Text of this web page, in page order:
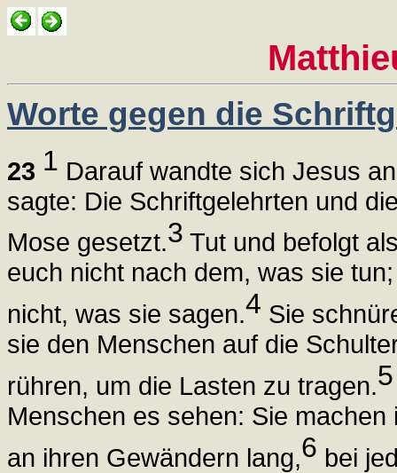
Worte gegen die
23 1 Darauf wandte sich Jesus
sagte: Die Schriftgelehrten und
Mose gesetzt.3 Tut und befolgt
euch nicht nach dem, was sie
nicht, was sie sagen.4 Sie
sie den Menschen auf die
rühren, um die Lasten zu tragen.5
Menschen es sehen: Sie
an ihren Gewändern lang,6 bei